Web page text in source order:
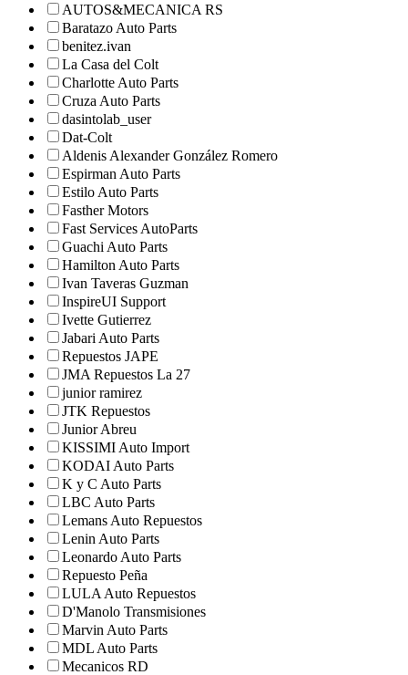
AUTOS&MECANICA RS
Baratazo Auto Parts
benitez.ivan
La Casa del Colt
Charlotte Auto Parts
Cruza Auto Parts
dasintolab_user
Dat-Colt
Aldenis Alexander González Romero
Espirman Auto Parts
Estilo Auto Parts
Fasther Motors
Fast Services AutoParts
Guachi Auto Parts
Hamilton Auto Parts
Ivan Taveras Guzman
InspireUI Support
Ivette Gutierrez
Jabari Auto Parts
Repuestos JAPE
JMA Repuestos La 27
junior ramirez
JTK Repuestos
Junior Abreu
KISSIMI Auto Import
KODAI Auto Parts
K y C Auto Parts
LBC Auto Parts
Lemans Auto Repuestos
Lenin Auto Parts
Leonardo Auto Parts
Repuesto Peña
LULA Auto Repuestos
D'Manolo Transmisiones
Marvin Auto Parts
MDL Auto Parts
Mecanicos RD